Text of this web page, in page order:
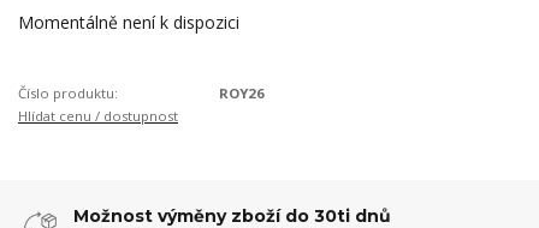
Momentálně není k dispozici
Číslo produktu:
ROY26
Hlídat cenu / dostupnost
Možnost výměny zboží do 30ti dnů